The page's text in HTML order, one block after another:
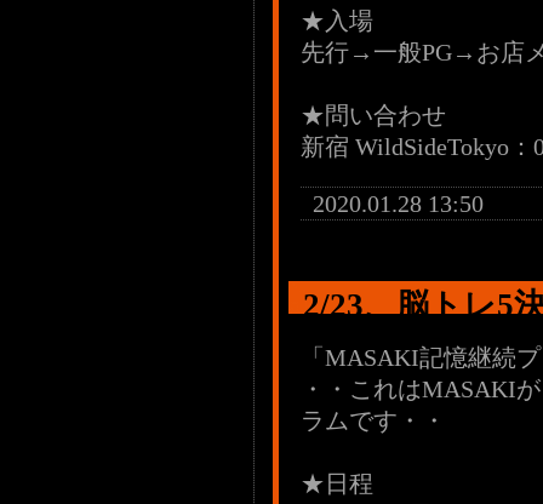
★入場
先行→一般PG→お店
★問い合わせ
新宿 WildSideTokyo
2020.01.28 13:50
2/23、脳トレ5
「MASAKI記憶継続
・・これはMASAKI
ラムです・・
★日程